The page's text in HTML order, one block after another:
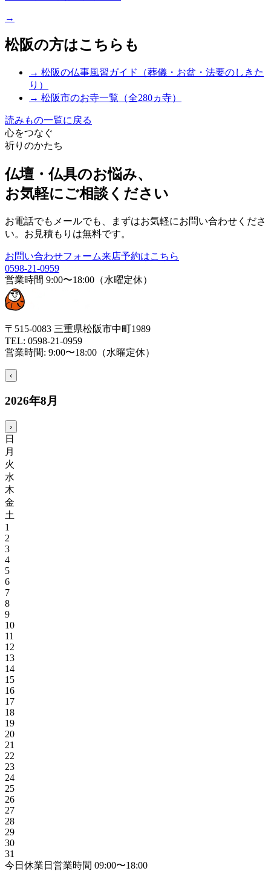
→
松阪の方はこちらも
→ 松阪の仏事風習ガイド（葬儀・お盆・法要のしきた
り）
→ 松阪市のお寺一覧（全280ヵ寺）
読みもの一覧に戻る
心をつなぐ
祈りのかたち
仏壇・仏具のお悩み、
お気軽にご相談ください
お電話でもメールでも、まずはお気軽にお問い合わせくださ
い。お見積もりは無料です。
お問い合わせフォーム来店予約はこちら
0598-21-0959
営業時間 9:00〜18:00（水曜定休）
〒515-0083 三重県松阪市中町1989
TEL: 0598-21-0959
営業時間: 9:00〜18:00（水曜定休）
‹
2026年8月
›
日
月
火
水
木
金
土
1
2
3
4
5
6
7
8
9
10
11
12
13
14
15
16
17
18
19
20
21
22
23
24
25
26
27
28
29
30
31
今日 休業日 営業時間 09:00〜18:00